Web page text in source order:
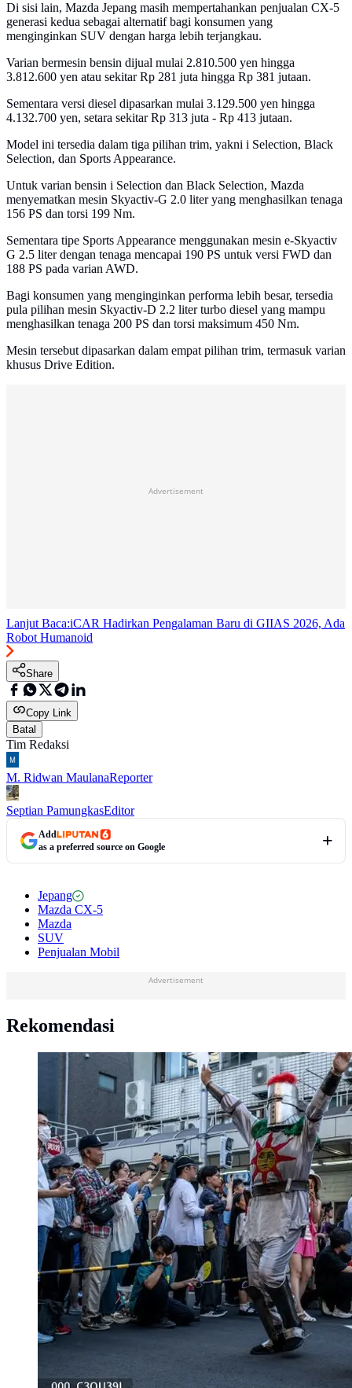
Di sisi lain, Mazda Jepang masih mempertahankan penjualan CX-5
generasi kedua sebagai alternatif bagi konsumen yang
menginginkan SUV dengan harga lebih terjangkau.
Varian bermesin bensin dijual mulai 2.810.500 yen hingga
3.812.600 yen atau sekitar Rp 281 juta hingga Rp 381 jutaan.
Sementara versi diesel dipasarkan mulai 3.129.500 yen hingga
4.132.700 yen, setara sekitar Rp 313 juta - Rp 413 jutaan.
Model ini tersedia dalam tiga pilihan trim, yakni i Selection, Black
Selection, dan Sports Appearance.
Untuk varian bensin i Selection dan Black Selection, Mazda
menyematkan mesin Skyactiv-G 2.0 liter yang menghasilkan tenaga
156 PS dan torsi 199 Nm.
Sementara tipe Sports Appearance menggunakan mesin e-Skyactiv
G 2.5 liter dengan tenaga mencapai 190 PS untuk versi FWD dan
188 PS pada varian AWD.
Bagi konsumen yang menginginkan performa lebih besar, tersedia
pula pilihan mesin Skyactiv-D 2.2 liter turbo diesel yang mampu
menghasilkan tenaga 200 PS dan torsi maksimum 450 Nm.
Mesin tersebut dipasarkan dalam empat pilihan trim, termasuk varian
khusus Drive Edition.
Advertisement
Lanjut Baca:iCAR Hadirkan Pengalaman Baru di GIIAS 2026, Ada
Robot Humanoid
Share
Copy Link
Batal
Tim Redaksi
M. Ridwan MaulanaReporter
Septian PamungkasEditor
Add
as a preferred source on Google
Jepang
Mazda CX-5
Mazda
SUV
Penjualan Mobil
Advertisement
Rekomendasi